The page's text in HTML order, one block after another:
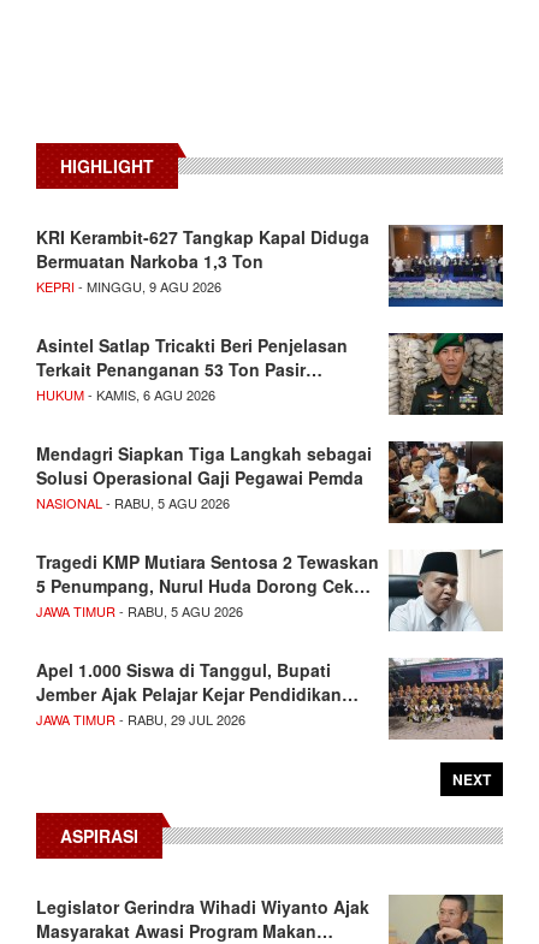
HIGHLIGHT
KRI Kerambit-627 Tangkap Kapal Diduga
Bermuatan Narkoba 1,3 Ton
KEPRI- MINGGU, 9 AGU 2026
Asintel Satlap Tricakti Beri Penjelasan
Terkait Penanganan 53 Ton Pasir…
HUKUM- KAMIS, 6 AGU 2026
Mendagri Siapkan Tiga Langkah sebagai
Solusi Operasional Gaji Pegawai Pemda
NASIONAL - RABU, 5 AGU 2026
Tragedi KMP Mutiara Sentosa 2 Tewaskan
5 Penumpang, Nurul Huda Dorong Cek…
JAWA TIMUR - RABU, 5 AGU 2026
Apel 1.000 Siswa di Tanggul, Bupati
Jember Ajak Pelajar Kejar Pendidikan…
JAWA TIMUR - RABU, 29 JUL 2026
NEXT
ASPIRASI
Legislator Gerindra Wihadi Wiyanto Ajak
Masyarakat Awasi Program Makan…